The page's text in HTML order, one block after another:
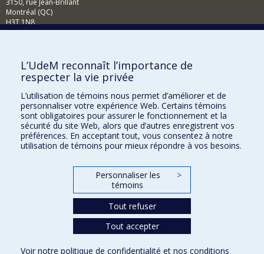
Montréal (QC)
H3T 1N8
Comment soutenir la Faculté?
BESOIN D'AIDE?
Plan du site
Signaler une erreur
Accessibilité
FACULTÉ DES ARTS ET DES SCIENCES
Nos départements et écoles
L’UdeM reconnaît l’importance de
respecter la vie privée
L’utilisation de témoins nous permet d’améliorer et de
personnaliser votre expérience Web. Certains témoins
sont obligatoires pour assurer le fonctionnement et la
sécurité du site Web, alors que d’autres enregistrent vos
préférences. En acceptant tout, vous consentez à notre
utilisation de témoins pour mieux répondre à vos besoins.
Personnaliser les
témoins
>
Tout refuser
Tout accepter
Voir notre politique de confidentialité et nos conditions